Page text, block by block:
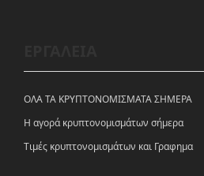
ΟΛΑ ΤΑ ΚΡΥΠΤΟΝΟΜΙΣΜΑΤΑ ΣΗΜΕΡΑ
Η αγορά κρυπτονομισμάτων σήμερα
Tιμές κρυπτονομισμάτων και Γραφημα